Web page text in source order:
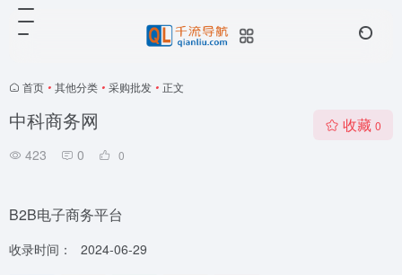
首页 • 其他分类 • 采购批发 • 正文
中科商务网
423 0 0
收藏 0
B2B电子商务平台
收录时间：
2024-06-29